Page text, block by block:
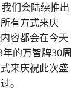
们会陆续推出
有方式来庆
容都会在今天
的万智牌30周
来庆祝此次盛
。